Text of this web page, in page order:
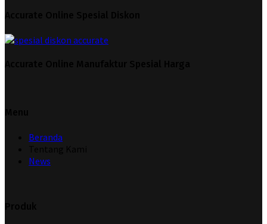
Beranda
News